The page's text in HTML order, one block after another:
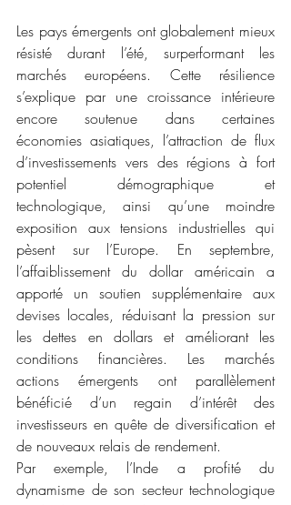
Les pays émergents ont globalement mieux
résisté durant l’été, surperformant les
marchés européens. Cette résilience
s’explique par une croissance intérieure
encore soutenue dans certaines
économies asiatiques, l’attraction de flux
d’investissements vers des régions à fort
potentiel démographique et
technologique, ainsi qu’une moindre
exposition aux tensions industrielles qui
pèsent sur l’Europe. En septembre,
l’affaiblissement du dollar américain a
apporté un soutien supplémentaire aux
devises locales, réduisant la pression sur
les dettes en dollars et améliorant les
conditions financières. Les marchés
actions émergents ont parallèlement
bénéficié d’un regain d’intérêt des
investisseurs en quête de diversification et
de nouveaux relais de rendement.
Par exemple, l’Inde a profité du
dynamisme de son secteur technologique